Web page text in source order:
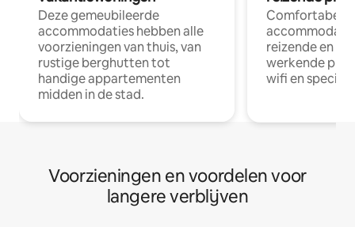
Deze gemeubileerde
accommodaties hebben alle
voorzieningen van thuis, van
rustige berghutten tot
handige appartementen
midden in de stad.
Comfortabele
reizende en
werkende
wifi en
Voorzieningen en voordelen voor
langere verblijven